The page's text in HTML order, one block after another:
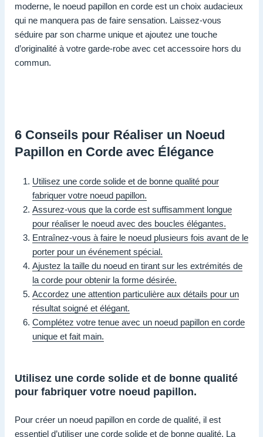
moderne, le noeud papillon en corde est un choix audacieux
qui ne manquera pas de faire sensation. Laissez-vous
séduire par son charme unique et ajoutez une touche
d’originalité à votre garde-robe avec cet accessoire hors du
commun.
6 Conseils pour Réaliser un Noeud
Papillon en Corde avec Élégance
Utilisez une corde solide et de bonne qualité pour
fabriquer votre noeud papillon.
Assurez-vous que la corde est suffisamment longue
pour réaliser le noeud avec des boucles élégantes.
Entraînez-vous à faire le noeud plusieurs fois avant de le
porter pour un événement spécial.
Ajustez la taille du noeud en tirant sur les extrémités de
la corde pour obtenir la forme désirée.
Accordez une attention particulière aux détails pour un
résultat soigné et élégant.
Complétez votre tenue avec un noeud papillon en corde
unique et fait main.
Utilisez une corde solide et de bonne qualité
pour fabriquer votre noeud papillon.
Pour créer un noeud papillon en corde de qualité, il est
essentiel d’utiliser une corde solide et de bonne qualité. La